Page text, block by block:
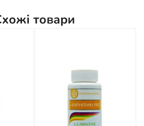
товари